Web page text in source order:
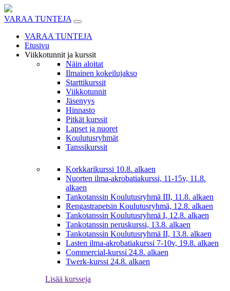
Skip
to
VARAA TUNTEJA
VARAA TUNTEJA
Etusivu
Viikkotunnit ja kurssit
Näin aloitat
Ilmainen kokeilujakso
Starttikurssit
Viikkotunnit
Jäsenyys
Hinnasto
Pitkät kurssit
Lapset ja nuoret
Koulutusryhmät
Tanssikurssit
Korkkarikurssi 10.8. alkaen
Nuorten ilma-akrobatiakurssi, 11-15v, 11.8.
alkaen
Tankotanssin Koulutusryhmä III, 11.8. alkaen
Rengastrapetsin Koulutusryhmä, 12.8. alkaen
Tankotanssin Koulutusryhmä I, 12.8. alkaen
Tankotanssin peruskurssi, 13.8. alkaen
Tankotanssin Koulutusryhmä II, 13.8. alkaen
Lasten ilma-akrobatiakurssi 7-10v, 19.8. alkaen
Commercial-kurssi 24.8. alkaen
Twerk-kurssi 24.8. alkaen
Lisää kursseja